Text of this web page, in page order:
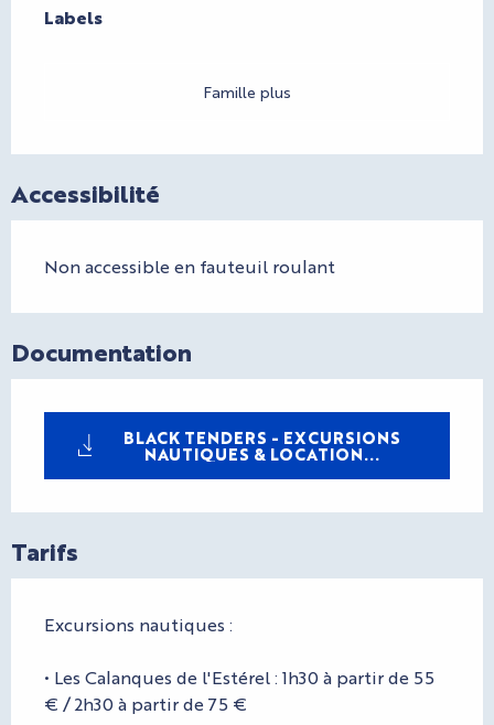
Labels
Labels
Famille plus
Accessibilité
Non accessible en fauteuil roulant
Documentation
BLACK TENDERS - EXCURSIONS
NAUTIQUES & LOCATION...
Tarifs
Excursions nautiques :
• Les Calanques de l'Estérel : 1h30 à partir de 55
€ / 2h30 à partir de 75 €